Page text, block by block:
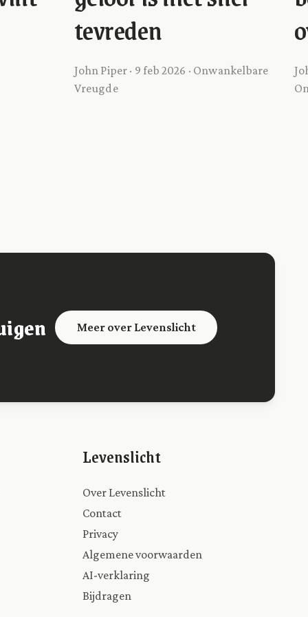
tevreden
John Piper · 9 feb 2026 · Onwankelbare
Vreugde
Meer over Levenslicht
Levenslicht
Over Levenslicht
Contact
Privacy
Algemene voorwaarden
AI-verklaring
Bijdragen